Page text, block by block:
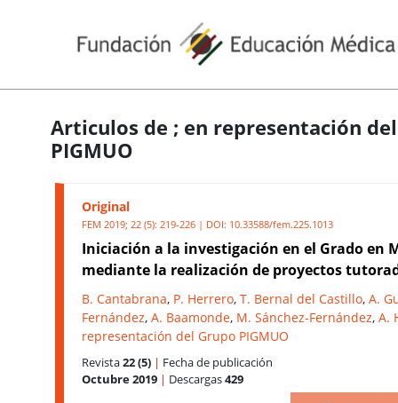
Articulos de ; en representación
PIGMUO
Original
FEM 2019; 22 (5): 219-226 | DOI: 10.33588/fem.225.1013
Iniciación a la investigación en el Grado en
mediante la realización de proyectos
B. Cantabrana, P. Herrero, T. Bernal del Castillo, A.
Fernández, A. Baamonde, M. Sánchez-Fernández, A.
representación del Grupo PIGMUO
Revista22 (5) | Fecha de publicación
Octubre 2019 | Descargas429